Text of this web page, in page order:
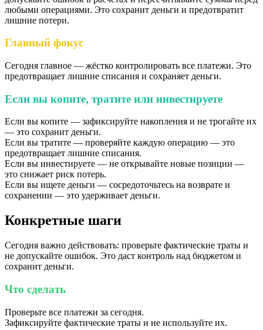
любыми операциями. Это сохранит деньги и предотвратит
лишние потери.
Главный фокус
Сегодня главное — жёстко контролировать все платежи. Это
предотвращает лишние списания и сохраняет деньги.
Если вы копите, тратите или инвестируете
Если вы копите — зафиксируйте накопления и не трогайте их
— это сохранит деньги.
Если вы тратите — проверяйте каждую операцию — это
предотвращает лишние списания.
Если вы инвестируете — не открывайте новые позиции —
это снижает риск потерь.
Если вы ищете деньги — сосредоточьтесь на возврате и
сохранении — это удерживает деньги.
Конкретные шаги
Сегодня важно действовать: проверьте фактические траты и
не допускайте ошибок. Это даст контроль над бюджетом и
сохранит деньги.
Что сделать
Проверьте все платежи за сегодня.
Зафиксируйте фактические траты и не используйте их.